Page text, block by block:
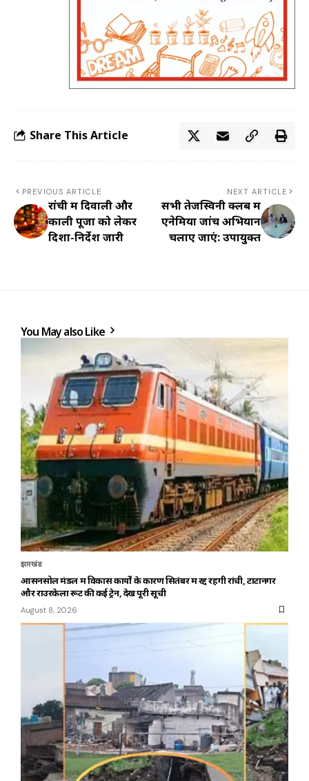
Share This Article
PREVIOUS ARTICLE
रांची में दिवाली और
काली पूजा को लेकर
दिशा-निर्देश जारी
NEXT ARTICLE
सभी तेजस्विनी क्लब में
एनेमिया जांच अभियान
चलाए जाएं: उपायुक्त
You May also Like
झारखंड
आसनसोल मंडल में विकास कार्यों के कारण सितंबर में रद्द रहेंगी रांची, टाटानगर
और राउरकेला रूट की कई ट्रेनें, देखें पूरी सूची
August 8, 2026